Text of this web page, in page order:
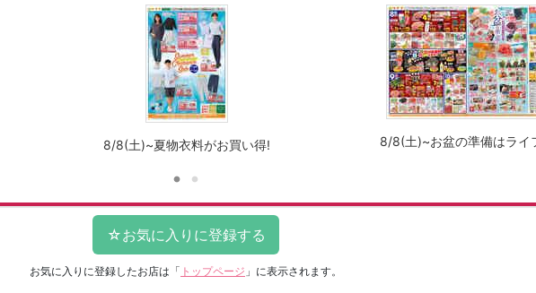
8/8(土)~夏物衣料がお買い得! 8/8(土)~お盆の準備はライ
お気に入りに登録したお店は 「 トップページ 」に表示されます。